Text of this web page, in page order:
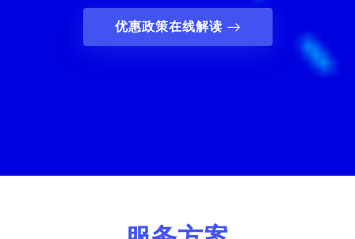
优惠政策在线解读